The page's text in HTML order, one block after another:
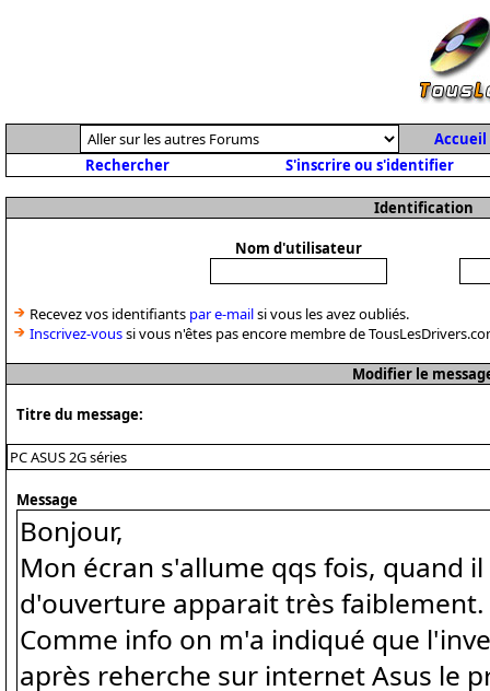
Accueil
Rechercher
S'inscrire ou s'identifier
Identification
Nom d'utilisateur
Recevez vos identifiants par e-mailsi vous les avez oubliés.
Inscrivez-voussi vous n'êtes pas encore membre de
Modifier le
Titre du message:
Message